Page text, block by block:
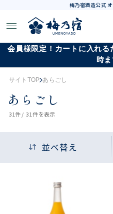
梅乃宿酒造公式
会員様限定！カートに入れる
時ま
サイトTOP あらごし
あらごし
31件 / 31件を表示
並べ替え